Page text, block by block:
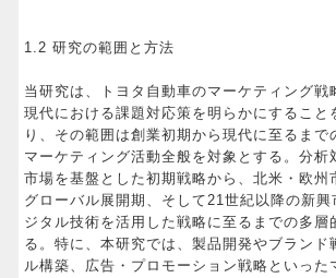
1.2 研究の範囲と方法
当研究は、トヨタ自動車のマーケティング戦
現代における課題対応策を明らかにすること
り、その範囲は創業初期から現代に至るまで
マーケティング活動全般を対象とする。分析
市場を基盤とした初期戦略から、北米・欧州
グローバル展開期、そして21世紀以降の新
ジタル技術を活用した戦略に至るまでの多層
る。特に、本研究では、製品開発やブランド
ル構築、広告・プロモーション戦略といった